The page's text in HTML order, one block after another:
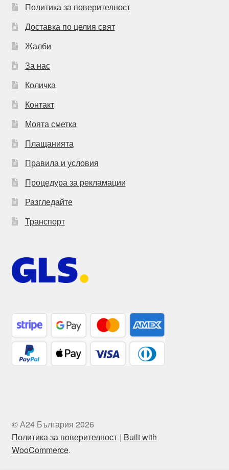
Политика за поверителност
Доставка по целия свят
Жалби
За нас
Количка
Контакт
Моята сметка
Плащанията
Правила и условия
Процедура за рекламации
Разгледайте
Транспорт
© А24 България 2026
Политика за поверителност
Built with
WooCommerce.